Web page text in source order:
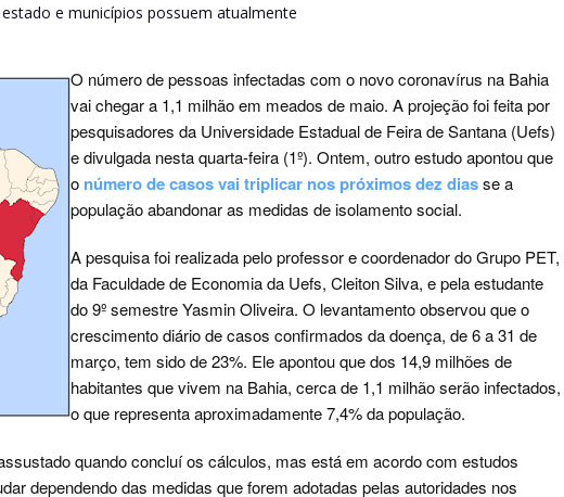
e municípios possuem atualmente
O número de pessoas infectadas com o novo coronavírus na Bahia
vai chegar a 1,1 milhão em meados de maio. A projeção foi feita por
pesquisadores da Universidade Estadual de Feira de Santana (Uefs)
e divulgada nesta quarta-feira (1º). Ontem, outro estudo apontou que
o número de casos vai triplicar nos próximos dez diasse a
população abandonar as medidas de isolamento social.
A pesquisa foi realizada pelo professor e coordenador do Grupo PET,
da Faculdade de Economia da Uefs, Cleiton Silva, e pela estudante
do 9º semestre Yasmin Oliveira. O levantamento observou que o
crescimento diário de casos confirmados da doença, de 6 a 31 de
março, tem sido de 23%. Ele apontou que dos 14,9 milhões de
habitantes que vivem na Bahia, cerca de 1,1 milhão serão infectados,
o que representa aproximadamente 7,4% da população.
quando concluí os cálculos, mas está em acordo com estudos
dependendo das medidas que forem adotadas pelas autoridades nos